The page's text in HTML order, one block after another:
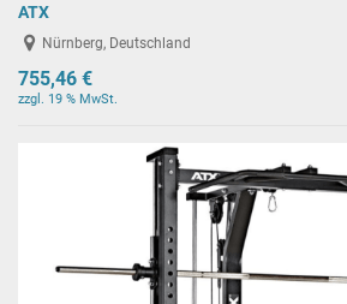
ATX
Nürnberg, Deutschland
755,46 €
zzgl. 19 % MwSt.